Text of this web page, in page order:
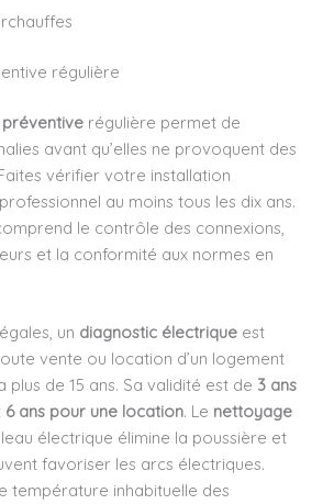
régulière
régulière permet de
avant qu’elles ne provoquent des
vérifier votre installation
au moins tous les dix ans.
le contrôle des connexions,
et la conformité aux normes en
un diagnostic électrique est
vente ou location d’un logement
plus de 15 ans. Sa validité est de 3 ans
6 ans pour une location. Le nettoyage
électrique élimine la poussière et
favoriser les arcs électriques.
température inhabituelle des